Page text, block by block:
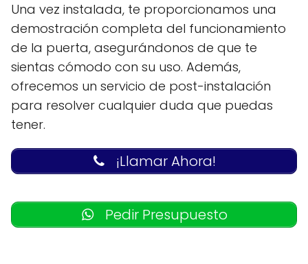
Una vez instalada, te proporcionamos una
demostración completa del funcionamiento
de la puerta, asegurándonos de que te
sientas cómodo con su uso. Además,
ofrecemos un servicio de post-instalación
para resolver cualquier duda que puedas
tener.
¡Llamar Ahora!
Pedir Presupuesto